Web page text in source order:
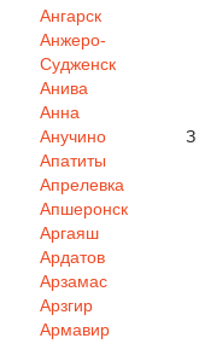
Ангарск
Анжеро-
Судженск
Анива
Анна
Анучино
Апатиты
Апрелевка
Апшеронск
Аргаяш
Ардатов
Арзамас
Арзгир
Армавир
З